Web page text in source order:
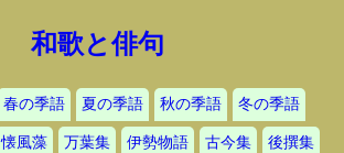
和歌と俳句
春の季語 夏の季語 秋の季語 冬の季語
懐風藻 万葉集 伊勢物語 古今集 後撰集